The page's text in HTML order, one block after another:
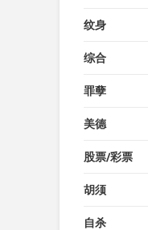
纹身
综合
罪孽
美德
股票/彩票
胡须
自杀